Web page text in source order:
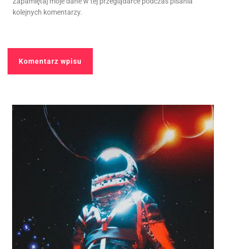
kolejnych komentarzy.